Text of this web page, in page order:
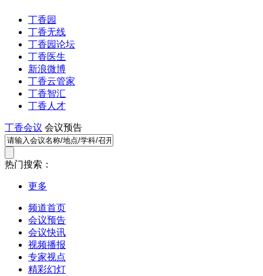
丁香园
丁香无线
丁香园论坛
丁香医生
新浪微博
丁香云管家
丁香智汇
丁香人才
丁香会议 会议预告
热门搜索：
更多
频道首页
会议预告
会议快讯
视频播报
专家视点
精彩幻灯